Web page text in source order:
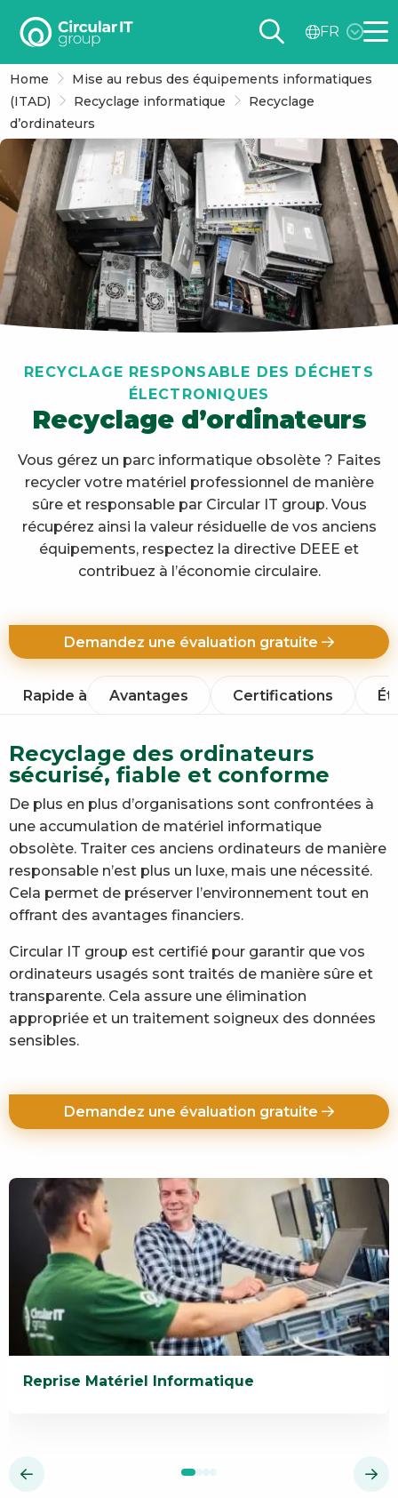
Circular
group
–
FR
FR
Home
Mise au rebus des équipements informatiques
(ITAD)
Recyclage informatique
Recyclage
d’ordinateurs
RECYCLAGE RESPONSABLE DES DÉCHETS
ÉLECTRONIQUES
Recyclage d’ordinateurs
Vous gérez un parc informatique obsolète ? Faites
recycler votre matériel professionnel de manière
sûre et responsable par Circular IT group. Vous
récupérez ainsi la valeur résiduelle de vos anciens
équipements, respectez la directive DEEE et
contribuez à l’économie circulaire.
Demandez une évaluation gratuite
Rapide à Avantages Certifications
Recyclage des ordinateurs
sécurisé, fiable et conforme
De plus en plus d’organisations sont confrontées à
une accumulation de matériel informatique
obsolète. Traiter ces anciens ordinateurs de manière
responsable n’est plus un luxe, mais une nécessité.
Cela permet de préserver l’environnement tout en
offrant des avantages financiers.
Circular IT group est certifié pour garantir que vos
ordinateurs usagés sont traités de manière sûre et
transparente. Cela assure une élimination
appropriée et un traitement soigneux des données
sensibles.
Demandez une évaluation gratuite
Reprise Matériel Informatique
plus